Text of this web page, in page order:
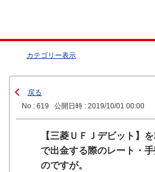
カテゴリー表示
戻る
No : 619
公開日時 : 2019/10/01 00:00
【三菱ＵＦＪデビット】
で出金する際のレート・
のですが。